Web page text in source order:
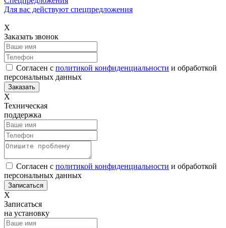
Для вас действуют спецпредложения
Х
Заказать звонок
Согласен с политикой конфиденциальности и обработкой
персональных данных
Х
Техническая
поддержка
Согласен с политикой конфиденциальности и обработкой
персональных данных
Х
Записаться
на установку